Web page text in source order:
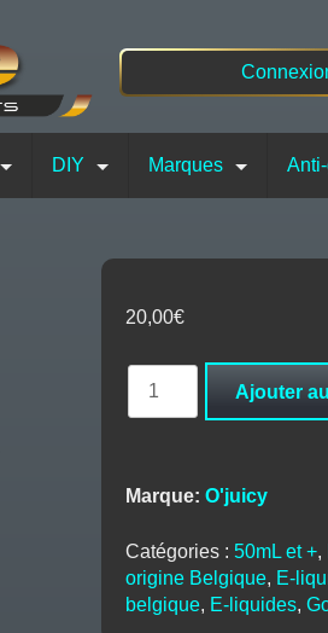
DIY Marques
20,00€
-
Ajouter
Marque: O'juicy
Catégories : 50mL et +,
origine Belgique, E-
belgique, E-liquides,